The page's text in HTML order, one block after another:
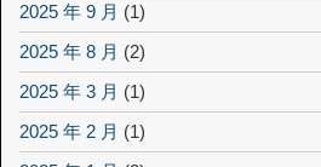
2025 年 9 月 (1)
2025 年 8 月 (2)
2025 年 3 月 (1)
2025 年 2 月 (1)